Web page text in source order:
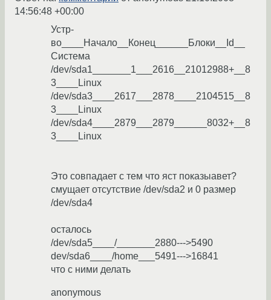
14:56:48 +00:00
Устр-
во____Начало__Конец______Блоки__Id__
Система
/dev/sda1_______1___2616__21012988+__8
3____Linux
/dev/sda3____2617___2878____2104515__8
3____Linux
/dev/sda4____2879___2879______8032+__8
3____Linux
Это совпадает с тем что яст показыавет?
смущает отсутствие /dev/sda2 и 0 размер
/dev/sda4
осталось
/dev/sda5____/_______2880--->5490
dev/sda6____/home___5491--->16841
что с ними делать
anonymous